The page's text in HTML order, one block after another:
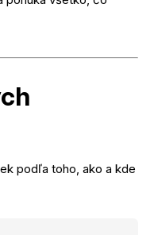
podľa toho, ako a kde